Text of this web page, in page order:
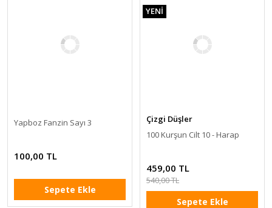
Yapboz Fanzin Sayı 3
100,00 TL
Sepete Ekle
YENİ
Çizgi Düşler
100 Kurşun Cilt 10 - Harap
459,00 TL
540,00 TL
Sepete Ekle